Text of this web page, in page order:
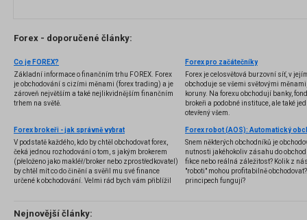
Forex - doporučené články:
Co je FOREX?
Základní informace o finančním trhu FOREX. Forex
je obchodování s cizími měnami (forex trading) a je
zároveň největším a také nejlikvidnějším finančním
trhem na světě.
Forex pro začátečníky
Forex je celosvětová burzovní síť, v
obchoduje se všemi světovými
koruny. Na forexu obchodují banky,
brokeři a podobné instituce, ale také
otevřený všem.
Forex brokeři - jak správně vybrat
V podstatě každého, kdo by chtěl obchodovat forex,
čeká jednou rozhodování o tom, s jakým brokerem
(přeloženo jako makléř/broker nebo zprostředkovatel)
by chtěl mít co do činění a svěřil mu své finance
určené k obchodování. Velmi rád bych vám přiblížil
několik příkladů nejznámějších z nich.
Snem některých obchodníků je
nutnosti jakéhokoliv zásahu do
fikce nebo reálná záležitost? Kolik z
"roboti" mohou profitabilně
principech fungují?
Nejnovější články: